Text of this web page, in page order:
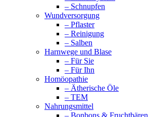
– Schnupfen
Wundversorgung
– Pflaster
– Reinigung
– Salben
Harnwege und Blase
– Für Sie
– Für Ihn
Homöopathie
– Ätherische Öle
– TEM
Nahrungsmittel
– Bonbons & Fruchtbären